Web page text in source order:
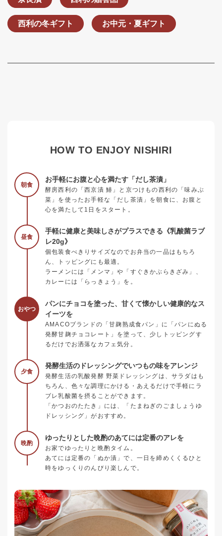
西利の冬ギフト お中元・夏ギフト
HOW TO ENJOY NISHIRI
朝食
お手軽にお腹と心を満たす「だし茶漬」
酵房西利の「西京漬 鰆」と京つけもの西利の「味みぶ
菜」を使ったお手軽な「だし茶漬」を朝食に、お腹と
心を満たして1日をスタート。
昼食
手軽に健康と美味しさがプラスできる《乳酸菌ラブ
レ20g》
個包装食べきりサイズなのでお弁当の一品はもちろ
ん、トッピングにも最適。
ラーメンには「メンマ」や「すぐきかぶらきざみ」、
カレーには「らっきょう」を。
おやつ
パンにチョコを塗った、甘くて懐かしい健康的なス
イーツを
AMACOブランドの「甘麹熟成食パン」に「パンにぬる
発酵甘麹チョコレート」を塗って、少しトッピングす
るだけでお洒落なカフェ気分。
夕食
発酵生活のドレッシングでいつもの味をアレンジ
発酵生活の乳酸発酵 野菜ドレッシングは、サラダはも
ちろん、色々な調理にかける・あえるだけで手軽にラ
ブレ乳酸菌を摂ることができます。
「かつおのたたき」には、「たまねぎのごましょうゆ
ドレッシング」がおすすめ。
晩酌
ゆったりとした晩酌のあてには定番のアレを
お家でゆったりと晩酌タイム。
あてには定番の「ぬか漬」で、一日を締めくくるひと
時をゆっくりのんびり楽しんで。